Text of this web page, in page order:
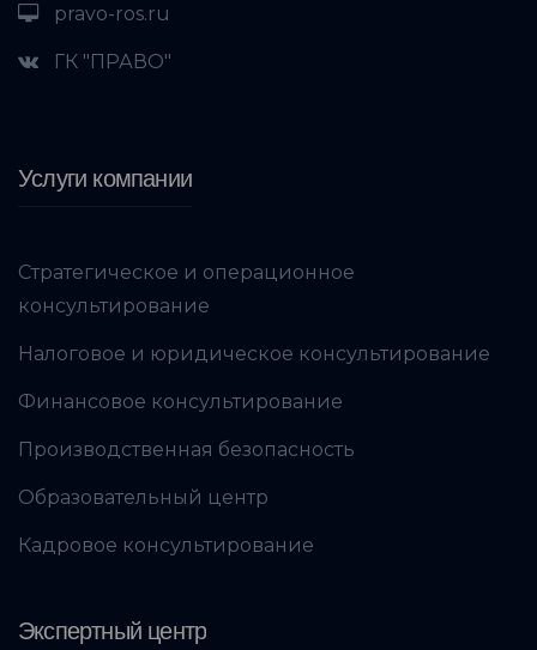
pravo-ros.ru
ГК "ПРАВО"
Услуги компании
Стратегическое и операционное
консультирование
Налоговое и юридическое консультирование
Финансовое консультирование
Производственная безопасность
Образовательный центр
Кадровое консультирование
Экспертный центр